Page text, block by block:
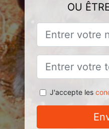
OU
J'accepte les